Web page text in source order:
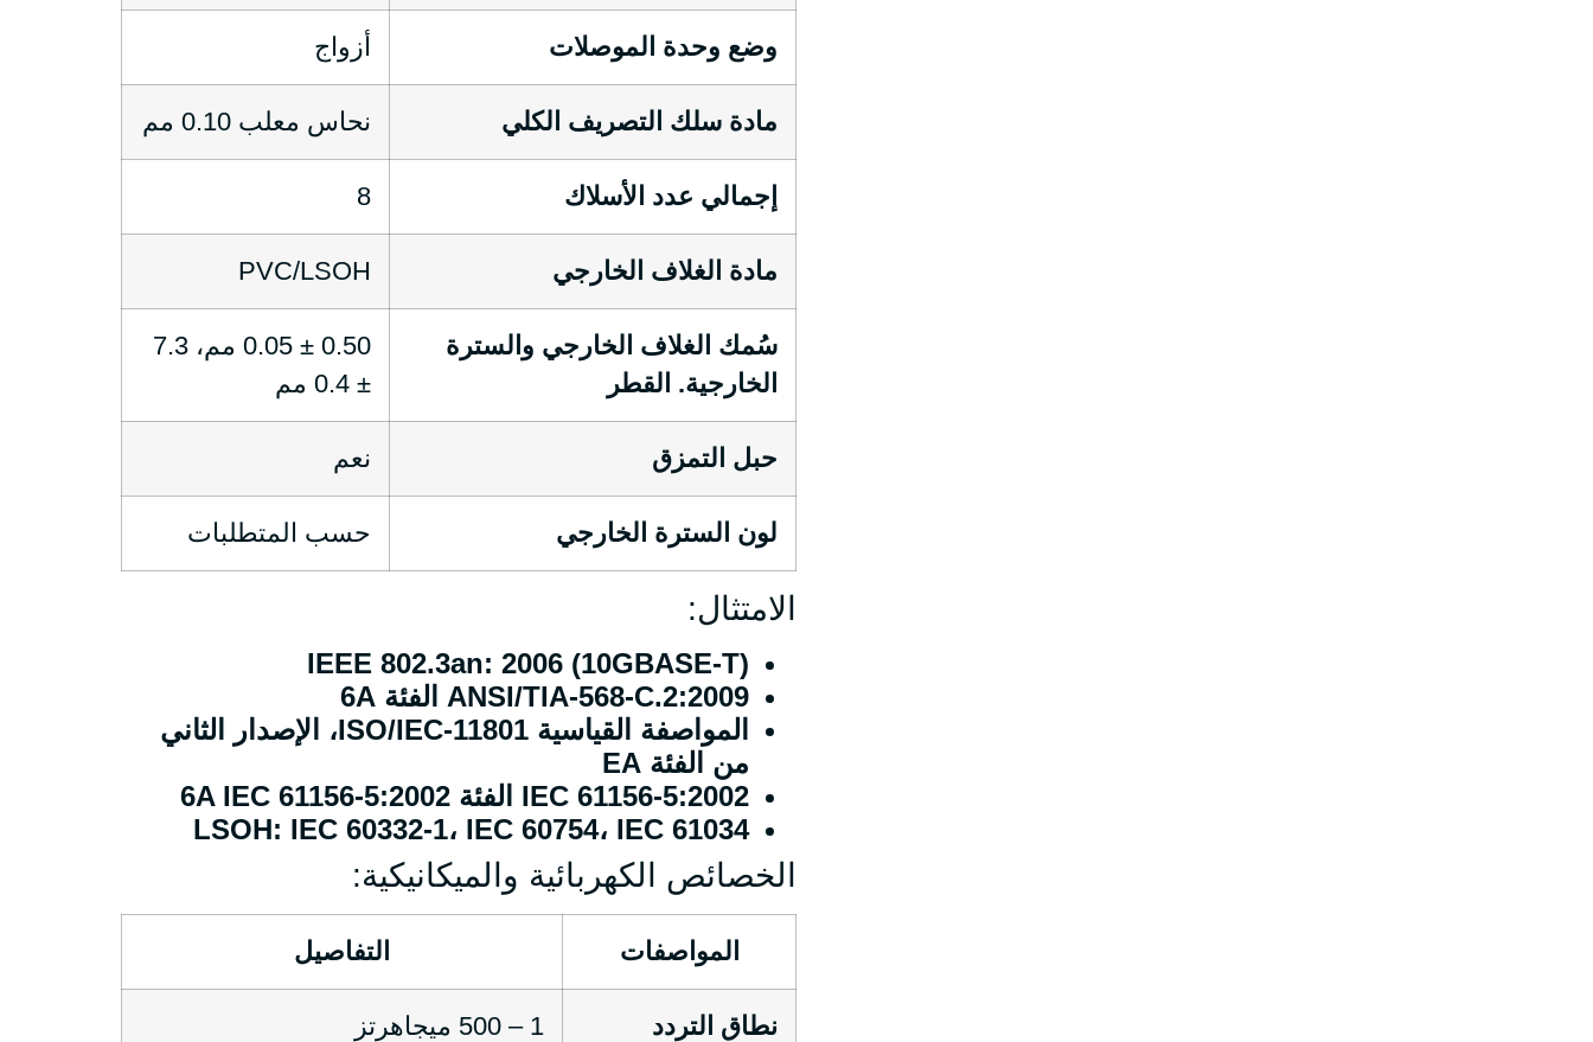
وضع وحدة الموصلات أزواج
مادة سلك التصريف الكلي نحاس معلب 0.10 مم
إجمالي عدد الأسلاك 8
مادة الغلاف الخارجي PVC/LSOH
سُمك الغلاف الخارجي والسترة
الخارجية. القطر
0.50 ± 0.05 مم، 7.3
± 0.4 مم
حبل التمزق نعم
لون السترة الخارجي حسب المتطلبات
الامتثال:
IEEE 802.3an: 2006 (10GBASE-T)
ANSI/TIA-568-C.2:2009 الفئة 6A
المواصفة القياسية ISO/IEC-11801، الإصدار الثاني
من الفئة EA
IEC 61156-5:2002 الفئة 6A IEC 61156-5:2002
LSOH: IEC 60332-1، IEC 60754، IEC 61034
الخصائص الكهربائية والميكانيكية:
المواصفات التفاصيل
نطاق التردد 1 – 500 ميجاهرتز